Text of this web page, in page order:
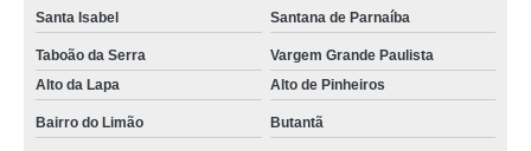
Santa Isabel Santana de Parnaíba
Taboão da Serra
Vargem Grande Paulista
Alto da Lapa
Alto de Pinheiros
Bairro do Limão Butantã